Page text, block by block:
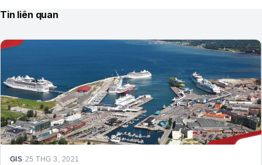
Tin liên quan
GIS·25 THG 3, 2021